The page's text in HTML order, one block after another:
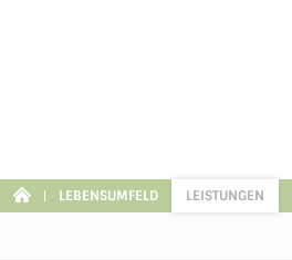
LEBENSUMFELD LEISTUNGEN